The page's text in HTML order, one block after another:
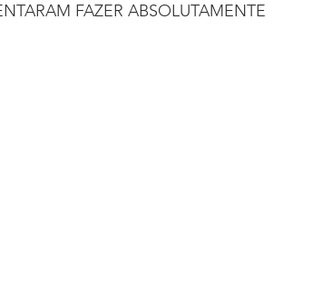
FAZER ABSOLUTAMENTE